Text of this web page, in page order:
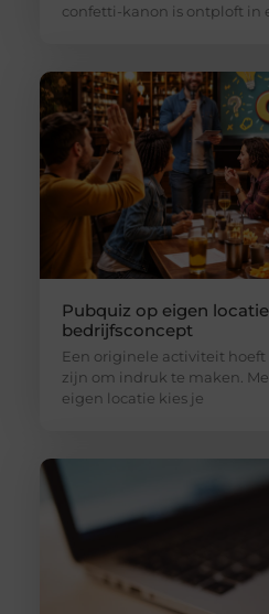
confetti-kanon is ontploft in
Pubquiz op eigen
bedrijfsconcept
Een originele activiteit
zijn om indruk te maken.
eigen locatie kies je